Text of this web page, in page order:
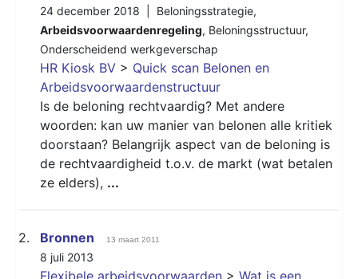
24 december 2018 | Beloningsstrategie,
Arbeidsvoorwaardenregeling, Beloningsstructuur,
Onderscheidend werkgeverschap
HR Kiosk BV > Quick scan Belonen en
Arbeidsvoorwaardenstructuur
Is de beloning rechtvaardig? Met andere
woorden: kan uw manier van belonen alle kritiek
doorstaan? Belangrijk aspect van de beloning is
de rechtvaardigheid t.o.v. de markt (wat betalen
ze elders), ...
2. Bronnen 13 maart 2011
8 juli 2013
Flexibele arbeidsvoorwaarden > Wat is een